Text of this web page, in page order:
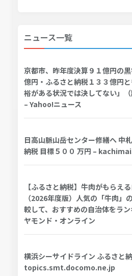
ニュース一覧
京都市、昨年度決算９１億円の
億円・ふるさと納税１３３億円
裕がある状況では決してない」（
– Yahoo!ニュース
日高山脈山岳センター修繕へ 中
納税 目標５００ 万円 –
【ふるさと納税】牛肉がもらえ
（2026年度版）人気の「牛肉」
較して、おすすめの自治体をラ
ヤモンド・オンライン
横浜シーサイドライン ふるさと
topics.smt.docomo.ne.jp